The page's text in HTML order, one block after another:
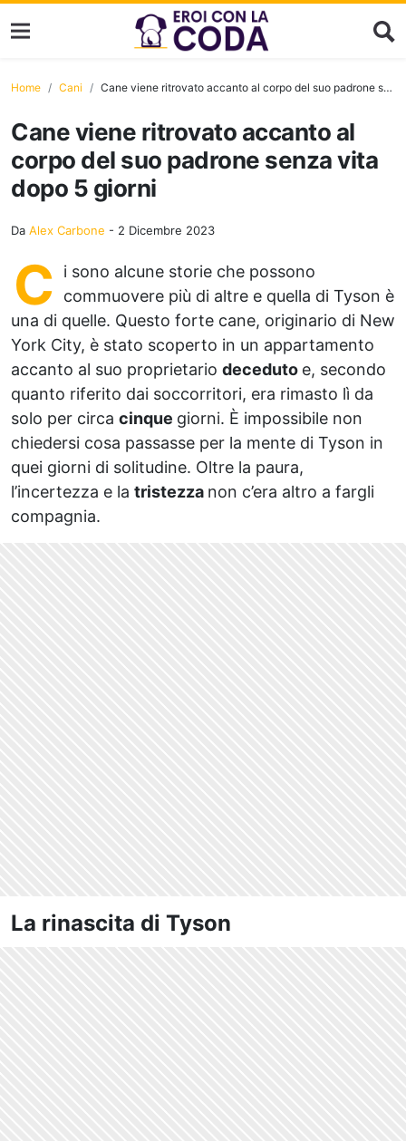
Home Cani Cane viene ritrovato accanto al corpo del suo padrone senza vita dopo 5 giorni
Cane viene ritrovato accanto al
corpo del suo padrone senza vita
dopo 5 giorni
Da Alex Carbone - 2 Dicembre 2023
C
i sono alcune storie che possono
commuovere più di altre e quella di Tyson è
una di quelle. Questo forte cane, originario di New
York City, è stato scoperto in un appartamento
accanto al suo proprietario deceduto e, secondo
quanto riferito dai soccorritori, era rimasto lì da
solo per circa cinque giorni. È impossibile non
chiedersi cosa passasse per la mente di Tyson in
quei giorni di solitudine. Oltre la paura,
l’incertezza e la tristezza non c’era altro a fargli
compagnia.
La rinascita di Tyson